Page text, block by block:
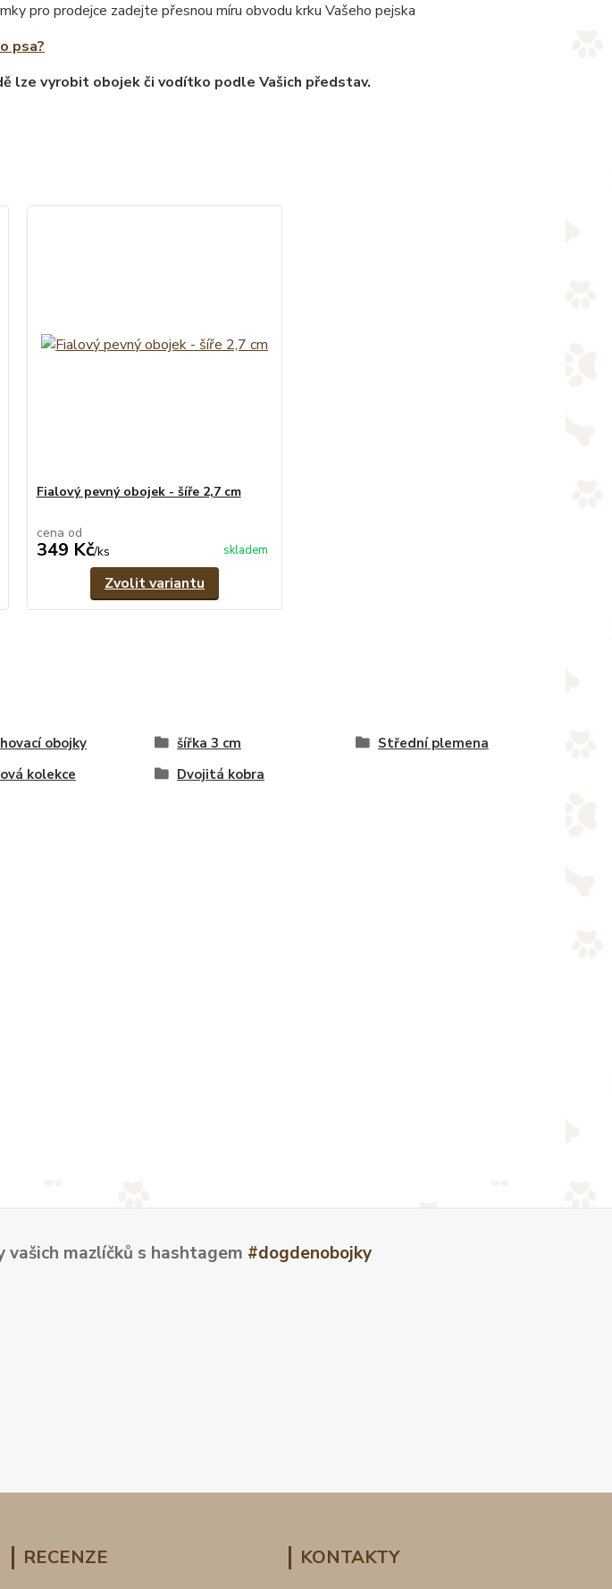
pro prodejce zadejte přesnou míru obvodu krku Vašeho pejska
psa?
lze vyrobit obojek či vodítko podle Vašich představ.
Fialový pevný obojek - šíře 2,7 cm
cena od
349 Kč/ks skladem
Zvolit variantu
obojky šířka 3 cm
Střední plemena
kolekce Dvojitá kobra
mazlíčků s hashtagem #dogdenobojky
RECENZE KONTAKTY